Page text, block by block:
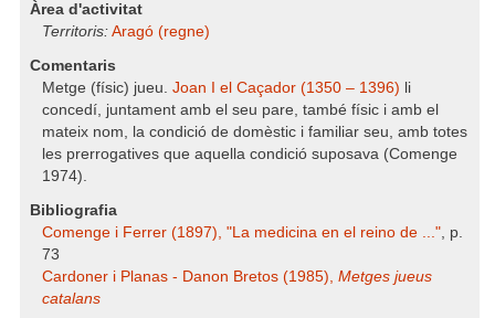
Àrea d'activitat
Territoris: Aragó (regne)
Comentaris
Metge (físic) jueu. Joan I el Caçador (1350 – 1396) li
concedí, juntament amb el seu pare, també físic i amb el
mateix nom, la condició de domèstic i familiar seu, amb totes
les prerrogatives que aquella condició suposava (Comenge
1974).
Bibliografia
Comenge i Ferrer (1897), "La medicina en el reino de ...", p.
73
Cardoner i Planas - Danon Bretos (1985), Metges jueus
catalans